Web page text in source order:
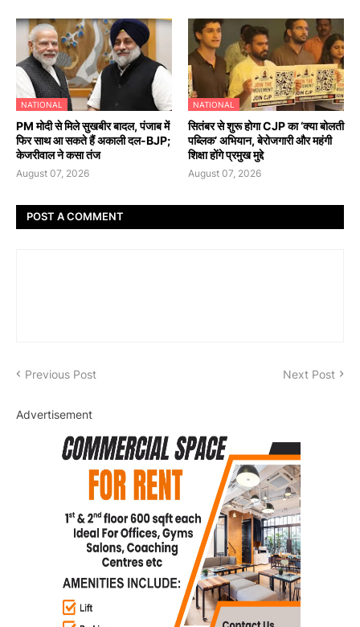
NATIONAL
PM मोदी से मिले सुखबीर बादल, पंजाब में
फिर साथ आ सकते हैं अकाली दल-BJP;
केजरीवाल ने कसा तंज
August 07, 2026
NATIONAL
सितंबर से शुरू होगा CJP का ‘क्या बोलती
पब्लिक’ अभियान, बेरोजगारी और महंगी
शिक्षा होंगे प्रमुख मुद्दे
August 07, 2026
POST A COMMENT
Previous Post Next Post
Advertisement